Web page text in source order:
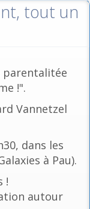
tout un
parentalitée
!".
Vannetzel
dans les
à Pau).
!
autour